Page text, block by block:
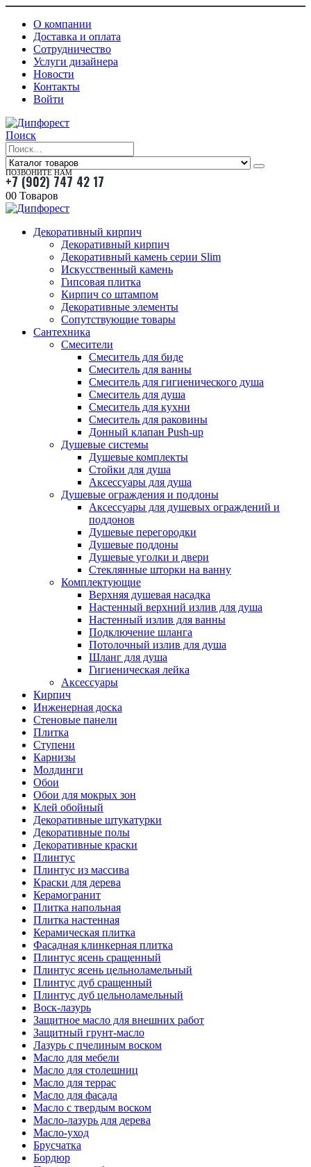
О компании
Доставка и оплата
Сотрудничество
Услуги дизайнера
Новости
Контакты
Войти
Поиск
ПОЗВОНИТЕ НАМ
+7 (902) 747 42 17
00 Товаров
Декоративный кирпич
Декоративный кирпич
Декоративный камень серии Slim
Искусственный камень
Гипсовая плитка
Кирпич со штампом
Декоративные элементы
Сопутствующие товары
Сантехника
Смесители
Смеситель для биде
Смеситель для ванны
Смеситель для гигиенического душа
Смеситель для душа
Смеситель для кухни
Смеситель для раковины
Донный клапан Push-up
Душевые системы
Душевые комплекты
Стойки для душа
Аксессуары для душа
Душевые ограждения и поддоны
Аксессуары для душевых ограждений и
поддонов
Душевые перегородки
Душевые поддоны
Душевые уголки и двери
Стеклянные шторки на ванну
Комплектующие
Верхняя душевая насадка
Настенный верхний излив для душа
Настенный излив для ванны
Подключение шланга
Потолочный излив для душа
Шланг для душа
Гигиеническая лейка
Аксессуары
Кирпич
Инженерная доска
Стеновые панели
Плитка
Ступени
Карнизы
Молдинги
Обои
Обои для мокрых зон
Клей обойный
Декоративные штукатурки
Декоративные полы
Декоративные краски
Плинтус
Плинтус из массива
Краски для дерева
Керамогранит
Плитка напольная
Плитка настенная
Керамическая плитка
Фасадная клинкерная плитка
Плинтус ясень сращенный
Плинтус ясень цельноламельный
Плинтус дуб сращенный
Плинтус дуб цельноламельный
Воск-лазурь
Защитное масло для внешних работ
Защитный грунт-масло
Лазурь с пчелиным воском
Масло для мебели
Масло для столешниц
Масло для террас
Масло для фасада
Масло с твердым воском
Масло-лазурь для дерева
Масло-уход
Брусчатка
Бордюр